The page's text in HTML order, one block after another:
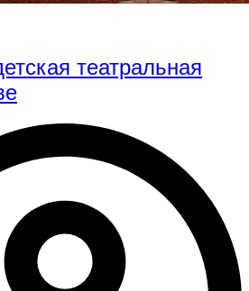
театральная